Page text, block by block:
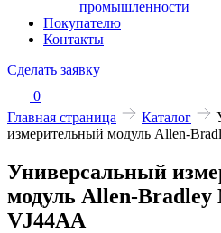
промышленности
Покупателю
Контакты
Сделать заявку
0
Главная страница
Каталог
измерительный модуль Allen-
Универсальный
модуль Allen-Bradley
VJ44AA